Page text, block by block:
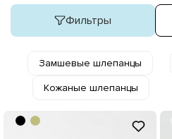
Фильтры
Замшевые шлепанцы
Кожаные шлепанцы